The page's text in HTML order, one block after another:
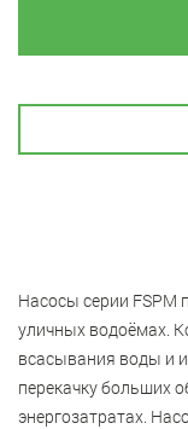
Насосы серии FSPM
уличных водоёмах.
всасывания воды и
перекачку больших
энергозатратах.